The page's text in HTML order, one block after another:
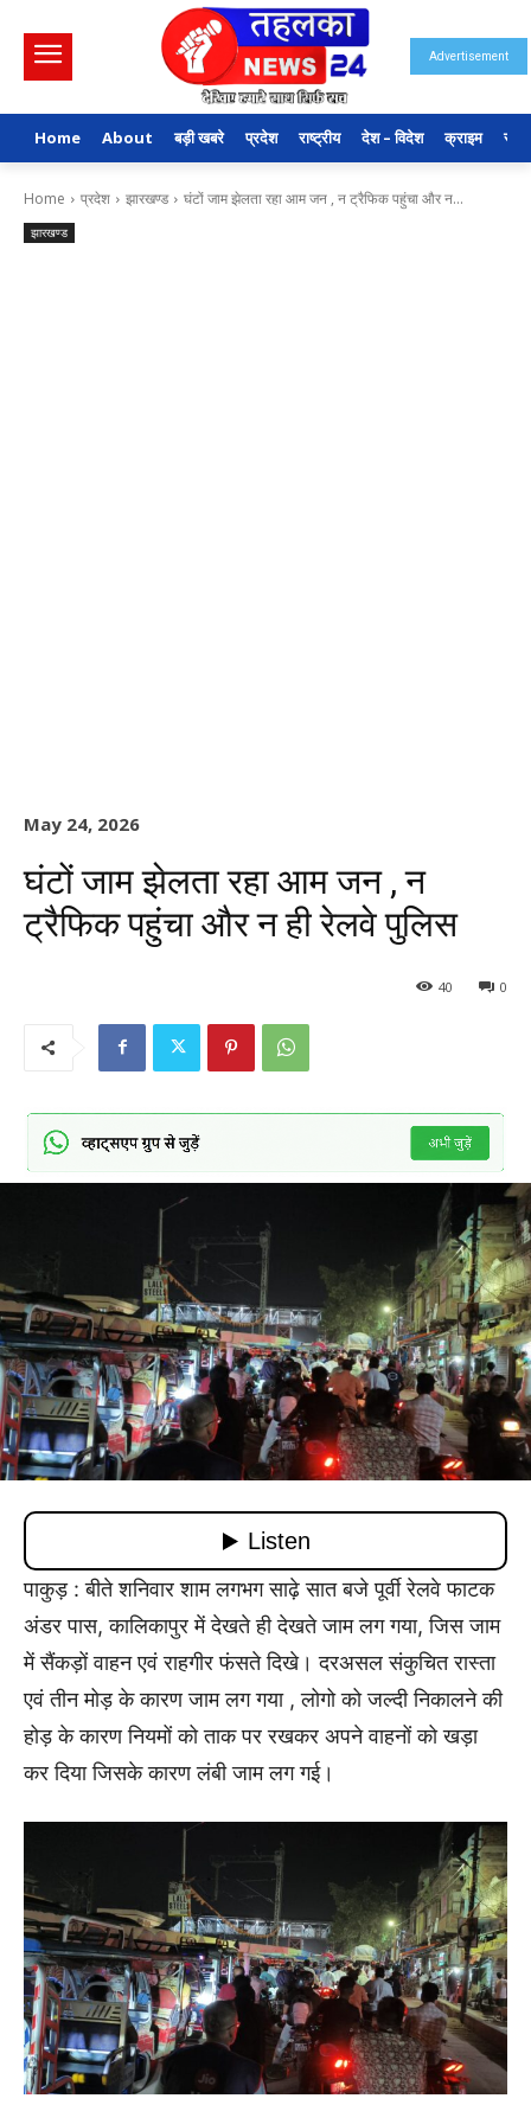
Advertisement
Home About बड़ी खबरे प्रदेश राष्ट्रीय देश – विदेश क्राइम
Home प्रदेश झारखण्ड घंटों जाम झेलता रहा आम जन , न ट्रैफिक पहुंचा और न...
झारखण्ड
May 24, 2026
घंटों जाम झेलता रहा आम जन , न
ट्रैफिक पहुंचा और न ही रेलवे पुलिस
0
40
पाकुड़ : बीते शनिवार शाम लगभग साढ़े सात बजे पूर्वी रेलवे फाटक
अंडर पास, कालिकापुर में देखते ही देखते जाम लग गया, जिस जाम
में सैंकड़ों वाहन एवं राहगीर फंसते दिखे। दरअसल संकुचित रास्ता
एवं तीन मोड़ के कारण जाम लग गया , लोगो को जल्दी निकालने की
होड़ के कारण नियमों को ताक पर रखकर अपने वाहनों को खड़ा
कर दिया जिसके कारण लंबी जाम लग गई।